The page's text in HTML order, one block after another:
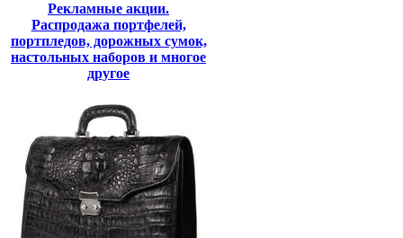
Рекламные акции.
Распродажа портфелей,
портпледов, дорожных сумок,
настольных наборов и многое
другое